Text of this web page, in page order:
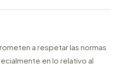
a respetar las normas
en lo relativo al